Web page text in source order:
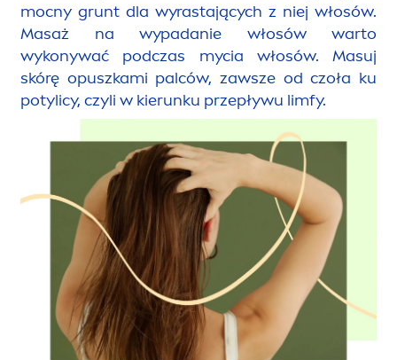
mocny grunt dla wyrastających z niej włosów.
Masaż na wypadanie włosów warto
wykonywać podczas mycia włosów. Masuj
skórę opuszkami palców, zawsze od czoła ku
potylicy, czyli w kierunku przepływu limfy.